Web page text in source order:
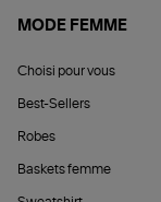
MODE FEMME
Choisi pour vous
Best-Sellers
Robes
Baskets femme